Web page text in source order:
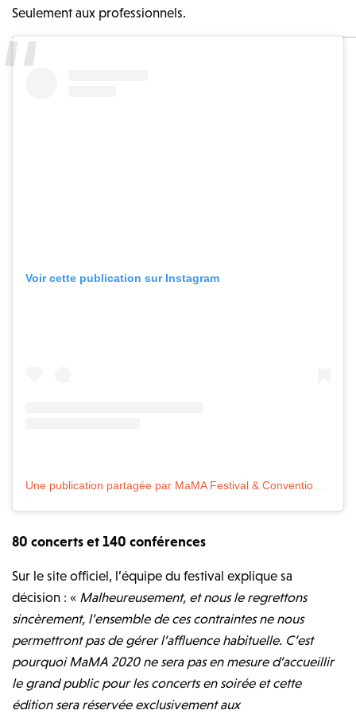
Seulement aux professionnels.
Voir cette publication sur Instagram
Une publication partagée par MaMA Festival & Convention (@mamafestival)
80 concerts et 140 conférences
Sur le site officiel, l’équipe du festival explique sa
décision : « Malheureusement, et nous le regrettons
sincèrement, l’ensemble de ces contraintes ne nous
permettront pas de gérer l’affluence habituelle. C’est
pourquoi MaMA 2020 ne sera pas en mesure d’accueillir
le grand public pour les concerts en soirée et cette
édition sera réservée exclusivement aux